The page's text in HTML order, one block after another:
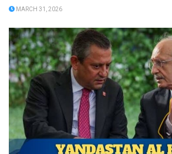
MARCH 31, 2026